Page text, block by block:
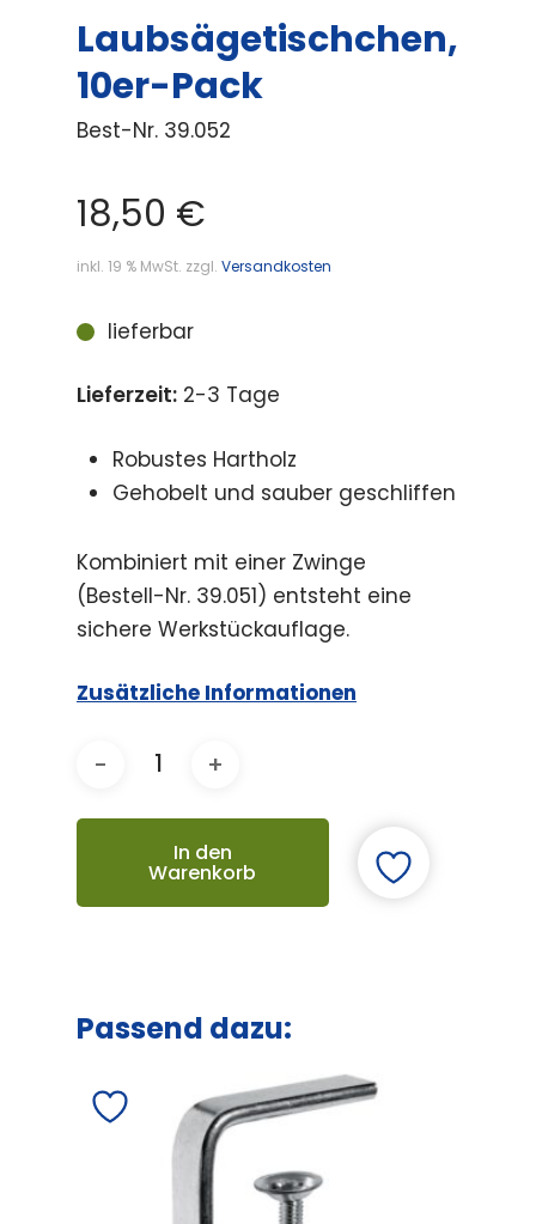
Laubsägetischchen,
10er-Pack
Best-Nr. 39.052
18,50 €
inkl. 19 % MwSt. zzgl. Versandkosten
lieferbar
Lieferzeit: 2-3 Tage
Robustes Hartholz
Gehobelt und sauber geschliffen
Kombiniert mit einer Zwinge
(Bestell-Nr. 39.051) entsteht eine
sichere Werkstückauflage.
Zusätzliche Informationen
In den
Warenkorb
Passend dazu: